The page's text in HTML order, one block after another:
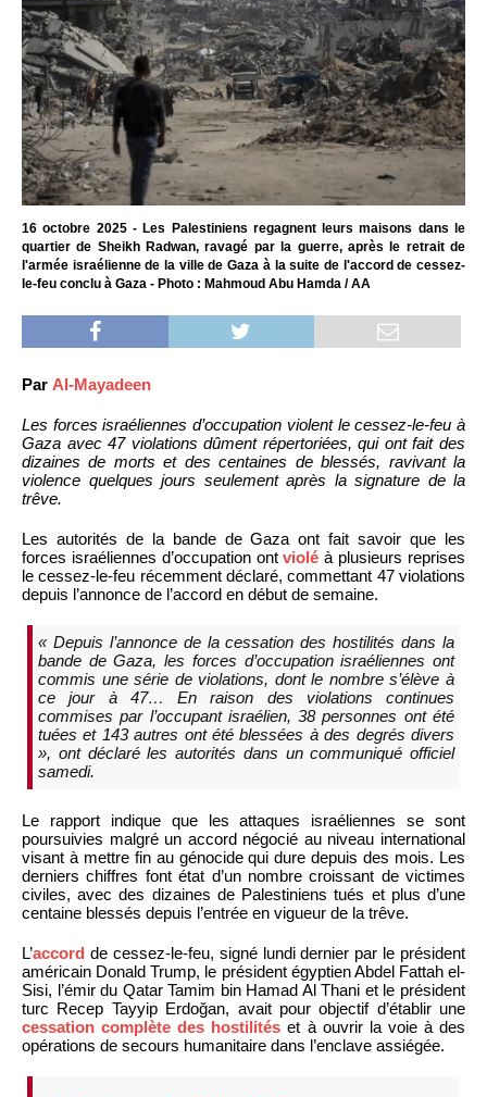
16 octobre 2025 - Les Palestiniens regagnent leurs maisons dans le
quartier de Sheikh Radwan, ravagé par la guerre, après le retrait de
l'armée israélienne de la ville de Gaza à la suite de l'accord de cessez-
le-feu conclu à Gaza - Photo : Mahmoud Abu Hamda / AA
Par Al-Mayadeen
Les forces israéliennes d’occupation violent le cessez-le-feu à
Gaza avec 47 violations dûment répertoriées, qui ont fait des
dizaines de morts et des centaines de blessés, ravivant la
violence quelques jours seulement après la signature de la
trêve.
Les autorités de la bande de Gaza ont fait savoir que les
forces israéliennes d’occupation ontviolé à plusieurs reprises
le cessez-le-feu récemment déclaré, commettant 47 violations
depuis l’annonce de l’accord en début de semaine.
« Depuis l’annonce de la cessation des hostilités dans la
bande de Gaza, les forces d’occupation israéliennes ont
commis une série de violations, dont le nombre s’élève à
ce jour à 47… En raison des violations continues
commises par l’occupant israélien, 38 personnes ont été
tuées et 143 autres ont été blessées à des degrés divers
», ont déclaré les autorités dans un communiqué officiel
samedi.
Le rapport indique que les attaques israéliennes se sont
poursuivies malgré un accord négocié au niveau international
visant à mettre fin au génocide qui dure depuis des mois. Les
derniers chiffres font état d’un nombre croissant de victimes
civiles, avec des dizaines de Palestiniens tués et plus d’une
centaine blessés depuis l’entrée en vigueur de la trêve.
L’accord de cessez-le-feu, signé lundi dernier par le président
américain Donald Trump, le président égyptien Abdel Fattah el-
Sisi, l’émir du Qatar Tamim bin Hamad Al Thani et le président
turc Recep Tayyip Erdoğan, avait pour objectif d’établir une
cessation complète des hostilités et à ouvrir la voie à des
opérations de secours humanitaire dans l’enclave assiégée.